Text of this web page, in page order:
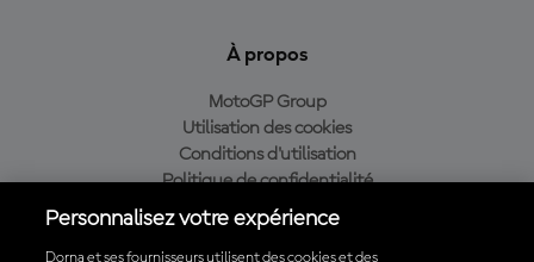
À propos
MotoGP Group
Utilisation des cookies
Conditions d'utilisation
Politique de confidentialité
Politique d’achat
Personnalisez votre expérience
Dorna et ses fournisseurs utilisent des cookies et des